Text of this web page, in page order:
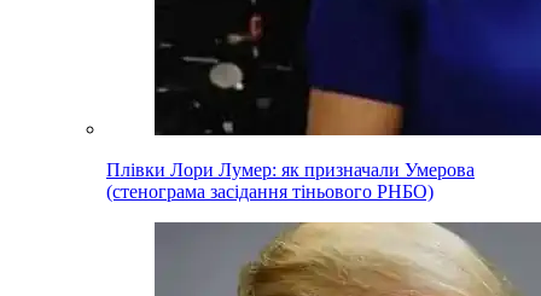
Плівки Лори Лумер: як призначали Умерова
(стенограма засідання тіньового РНБО)